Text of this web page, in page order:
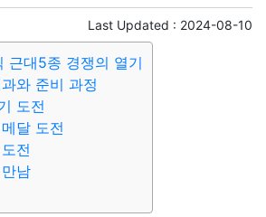
Last Updated : 2024-08-10
근대5종 경쟁의 열기
와 준비 과정
도전
달 도전
전
남